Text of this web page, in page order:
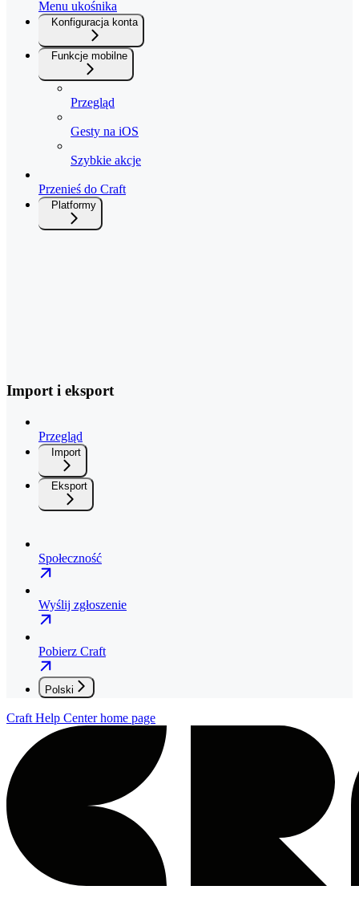
Menu ukośnika
Konfiguracja konta
Funkcje mobilne
Przegląd
Gesty na iOS
Szybkie akcje
Przenieś do Craft
Platformy
Import i eksport
Przegląd
Import
Eksport
Społeczność
Wyślij zgłoszenie
Pobierz Craft
Polski
Craft Help Centerhome page